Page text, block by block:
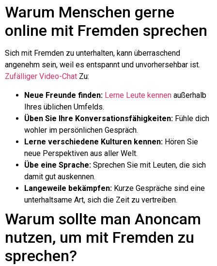
Warum Menschen gerne
online mit Fremden sprechen
Sich mit Fremden zu unterhalten, kann überraschend
angenehm sein, weil es entspannt und unvorhersehbar ist.
Zufälliger Video-Chat Zu:
Neue Freunde finden: Lerne Leute kennen außerhalb
Ihres üblichen Umfelds.
Üben Sie Ihre Konversationsfähigkeiten: Fühle dich
wohler im persönlichen Gespräch.
Lerne verschiedene Kulturen kennen: Hören Sie
neue Perspektiven aus aller Welt.
Übe eine Sprache: Sprechen Sie mit Leuten, die sich
damit gut auskennen.
Langeweile bekämpfen: Kurze Gespräche sind eine
unterhaltsame Art, sich die Zeit zu vertreiben.
Warum sollte man Anoncam
nutzen, um mit Fremden zu
sprechen?